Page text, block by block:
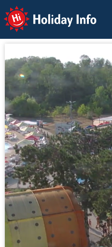
Holiday Info